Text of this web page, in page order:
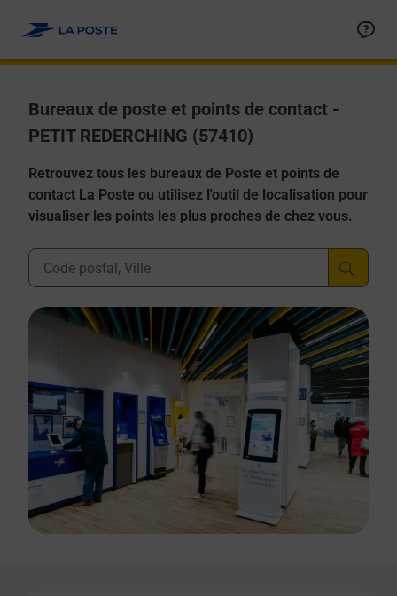
Bureaux de poste et points de contact -
PETIT REDERCHING (57410)
Retrouvez tous les bureaux de Poste et points de
contact La Poste ou utilisez l'outil de localisation pour
visualiser les points les plus proches de chez vous.
Ville, Département, Code Postal